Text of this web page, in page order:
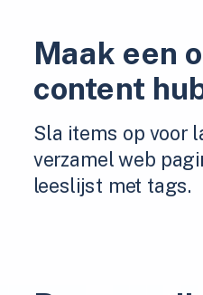
Maak een
content
Sla items op voor
verzamel web
leeslijst met tags.